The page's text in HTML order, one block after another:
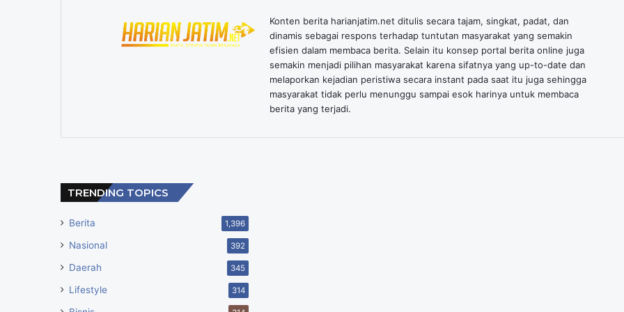
Konten berita harianjatim.net ditulis secara tajam, singkat, padat, dan
dinamis sebagai respons terhadap tuntutan masyarakat yang semakin
efisien dalam membaca berita. Selain itu konsep portal berita online juga
semakin menjadi pilihan masyarakat karena sifatnya yang up-to-date dan
melaporkan kejadian peristiwa secara instant pada saat itu juga sehingga
masyarakat tidak perlu menunggu sampai esok harinya untuk membaca
berita yang terjadi.
TRENDING TOPICS
Berita 1,396
Nasional 392
Daerah 345
Lifestyle 314